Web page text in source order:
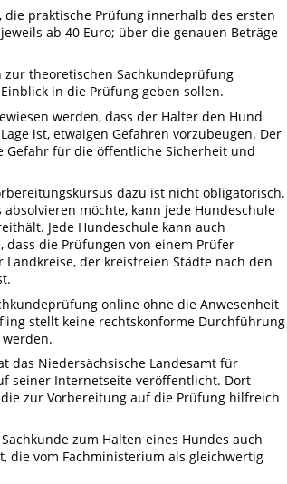
praktische Prüfung innerhalb des ersten
ab 40 Euro; über die genauen Beträge
theoretischen Sachkundeprüfung
in die Prüfung geben sollen.
werden, dass der Halter den Hund
ist, etwaigen Gefahren vorzubeugen. Der
Gefahr für die öffentliche Sicherheit und
dazu ist nicht obligatorisch.
möchte, kann jede Hundeschule
Jede Hundeschule kann auch
die Prüfungen von einem Prüfer
der kreisfreien Städte nach den
online ohne die Anwesenheit
stellt keine rechtskonforme Durchführung
das Niedersächsische Landesamt für
seiner Internetseite veröffentlicht. Dort
zur Vorbereitung auf die Prüfung hilfreich
zum Halten eines Hundes auch
die vom Fachministerium als gleichwertig